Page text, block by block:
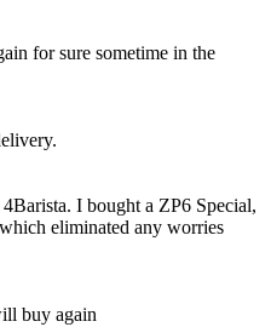
for sure sometime in the
I bought a ZP6 Special,
eliminated any worries
buy again